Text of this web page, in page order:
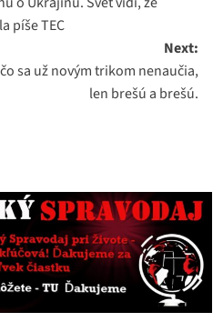
píše TEC
Next:
sa už novým trikom nenaučia,
len brešú a brešú.